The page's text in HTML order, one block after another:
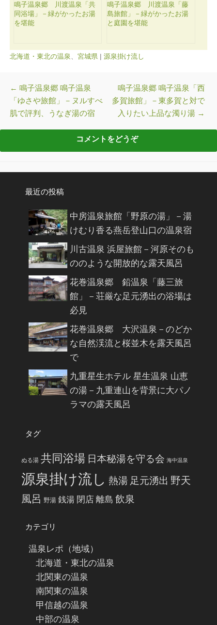
鳴子温泉郷 川渡温泉「共
同浴場」－緑がかったお湯
を堪能
鳴子温泉郷 川渡温泉「藤
島旅館」－緑がかったお湯
と庭園を堪能
北海道・東北の温泉 宮城県 | 源泉掛け流し
投稿ナビゲーション
← 鳴子温泉郷 鳴子温泉
「ゆさや旅館」－ヌルすべ
肌で評判、うなぎ湯の宿
鳴子温泉郷 鳴子温泉「西
多賀旅館」－東多賀と対で
入りたい上品な濁り湯 →
最近の投稿
中房温泉旅館「野原の湯」－湯
けむり香る燕岳登山口の温泉宿
川古温泉 浜屋旅館－河原そのも
ののような開放的な露天風呂
花巻温泉郷 鉛温泉「藤三旅
館」－荘厳な足元湧出の浴場は
必見
花巻温泉郷 大沢温泉－のどか
な自然渓流と桜並木を露天風呂
で
九重星生ホテル 星生温泉 山恵
の湯－九重連山を背景に大パノ
ラマの露天風呂
タグ
ぬる湯 共同浴場 日本秘湯を守る会 海中温泉
源泉掛け流し 熱湯 足元湧出 野天
風呂 野湯 銭湯 閉店 離島 飲泉
カテゴリ
温泉レポ（地域）
北海道・東北の温泉
北関東の温泉
南関東の温泉
甲信越の温泉
中部の温泉